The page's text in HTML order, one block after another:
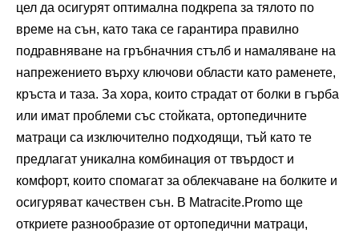
цел да осигурят оптимална подкрепа за тялото по
време на сън, като така се гарантира правилно
подравняване на гръбначния стълб и намаляване на
напрежението върху ключови области като раменете,
кръста и таза. За хора, които страдат от болки в гърба
или имат проблеми със стойката, ортопедичните
матраци са изключително подходящи, тъй като те
предлагат уникална комбинация от твърдост и
комфорт, които спомагат за облекчаване на болките и
осигуряват качествен сън. В Matracite.Promo ще
откриете разнообразие от ортопедични матраци,